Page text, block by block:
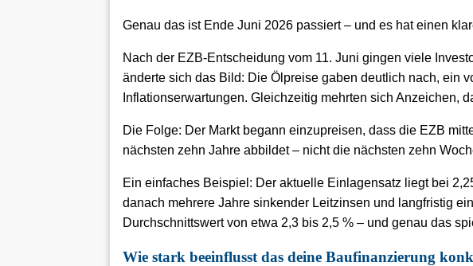
Genau das ist Ende Juni 2026 passiert – und es hat einen
Nach der EZB-Entscheidung vom 11. Juni gingen viele
änderte sich das Bild: Die Ölpreise gaben deutlich nach, ein
Inflationserwartungen. Gleichzeitig mehrten sich Anzeichen,
Die Folge: Der Markt begann einzupreisen, dass die EZB
nächsten zehn Jahre abbildet – nicht die nächsten zehn
Ein einfaches Beispiel: Der aktuelle Einlagensatz liegt bei
danach mehrere Jahre sinkender Leitzinsen und langfristig
Durchschnittswert von etwa 2,3 bis 2,5 % – und genau das
Wie stark beeinflusst das deine Baufinanzierung